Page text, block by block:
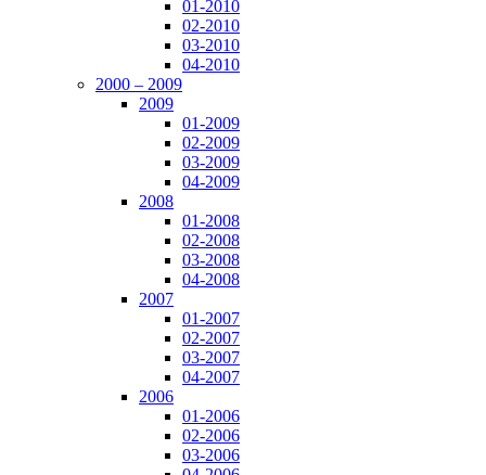
01-2010
02-2010
03-2010
04-2010
2000 – 2009
2009
01-2009
02-2009
03-2009
04-2009
2008
01-2008
02-2008
03-2008
04-2008
2007
01-2007
02-2007
03-2007
04-2007
2006
01-2006
02-2006
03-2006